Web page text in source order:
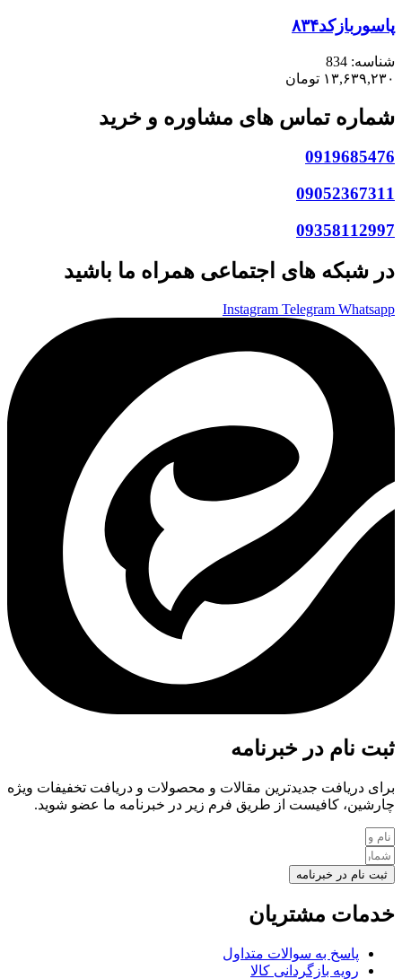
پاسوربازکد۸۳۴
شناسه: 834
۱۳,۶۳۹,۲۳۰ تومان
شماره تماس های مشاوره و خرید
0919685476
09052367311
09358112997
در شبکه های اجتماعی همراه ما باشید
Instagram Telegram Whatsapp
ثبت نام در خبرنامه
برای دریافت جدیدترین مقالات و محصولات و دریافت تخفیفات ویژه
چارشین، کافیست از طریق فرم زیر در خبرنامه ما عضو شوید.
ثبت نام در خبرنامه
خدمات مشتریان
پاسخ به سوالات متداول
رویه بازگردانی کالا